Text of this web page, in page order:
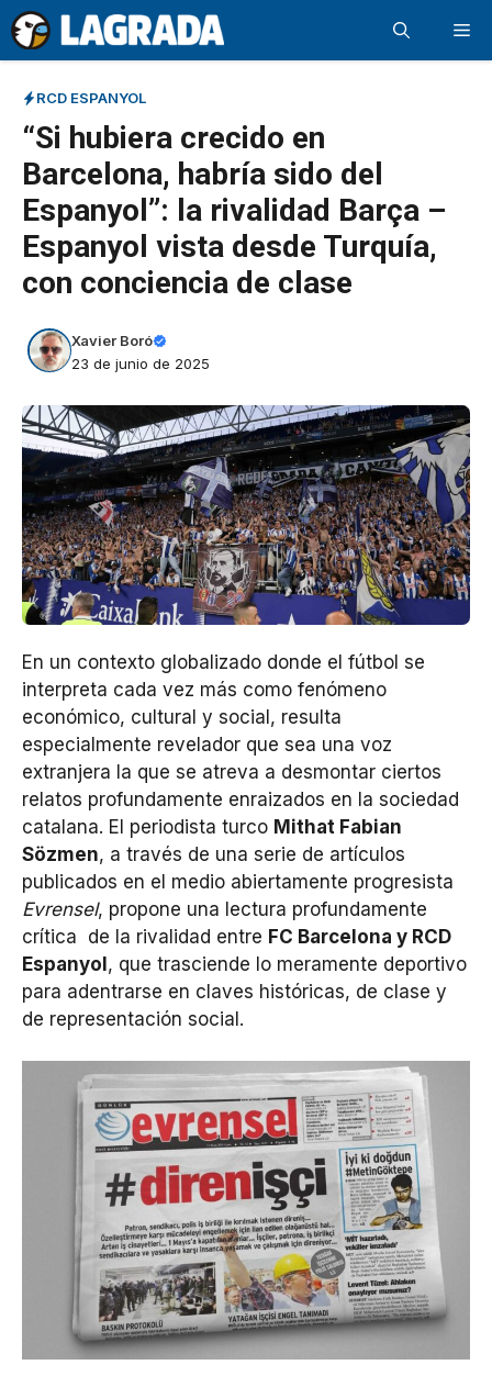
Saltar
al
contenido
RCD ESPANYOL
“Si hubiera crecido en
Barcelona, habría sido del
Espanyol”: la rivalidad Barça –
Espanyol vista desde Turquía,
con conciencia de clase
Xavier Boró
23 de junio de 2025
En un contexto globalizado donde el fútbol se
interpreta cada vez más como fenómeno
económico, cultural y social, resulta
especialmente revelador que sea una voz
extranjera la que se atreva a desmontar ciertos
relatos profundamente enraizados en la sociedad
catalana. El periodista turco Mithat Fabian
Sözmen, a través de una serie de artículos
publicados en el medio abiertamente progresista
Evrensel, propone una lectura profundamente
crítica de la rivalidad entre FC Barcelona y RCD
Espanyol, que trasciende lo meramente deportivo
para adentrarse en claves históricas, de clase y
de representación social.